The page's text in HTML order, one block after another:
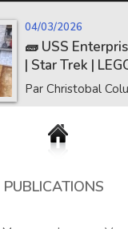
04/03/2026
🧱 USS
| Star Trek |
Par Christobal